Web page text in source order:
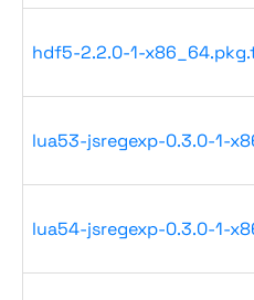
hdf5-2.2.0-1-
lua53-jsregexp-0.3.0-1-
lua54-jsregexp-0.3.0-1-